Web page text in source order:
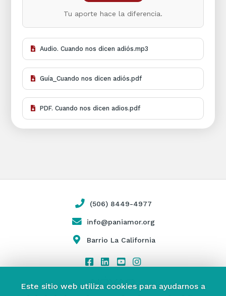
Tu aporte hace la diferencia.
Audio. Cuando nos dicen adiós.mp3
Guía_Cuando nos dicen adiós.pdf
PDF. Cuando nos dicen adios.pdf
(506) 8449-4977
info@paniamor.org
Barrio La California
Este sitio web utiliza cookies para ayudarnos a